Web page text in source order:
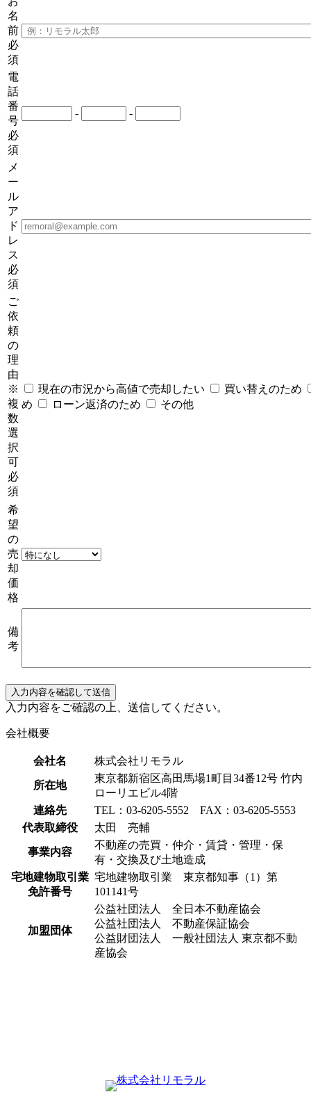
名
前
必
須
電
話
番
号
必
須
- -
メ
ー
ル
ア
ド
レ
ス
必
須
ご
依
頼
の
理
由
※
複
数
選
択
可
必
須
現在の市況から高値で売却したい
買い替えのため
め
ローン返済のため その他
希
望
の
売
却
価
格
備
考
入力内容をご確認の上、送信してください。
会社概要
会社名 株式会社リモラル
所在地
東京都新宿区高田馬場1町目34番12号 竹内
ローリエビル4階
連絡先
TEL：03-6205-5552 FAX：03-6205-5553
代表取締役
太田 亮輔
事業内容
不動産の売買・仲介・賃貸・管理・保
有・交換及び土地造成
宅地建物取引業
免許番号
宅地建物取引業 東京都知事（1）第
101141号
加盟団体
公益社団法人 全日本不動産協会
公益社団法人 不動産保証協会
公益財団法人 一般社団法人 東京都不動
産協会